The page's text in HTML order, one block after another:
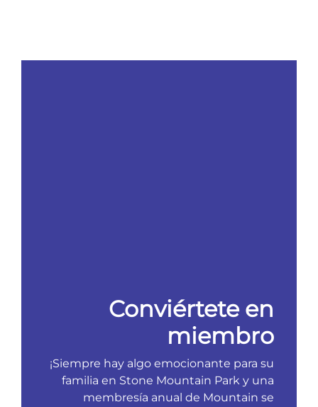
Conviértete en
miembro
¡Siempre hay algo emocionante para su
familia en Stone Mountain Park y una
membresía anual de Mountain se